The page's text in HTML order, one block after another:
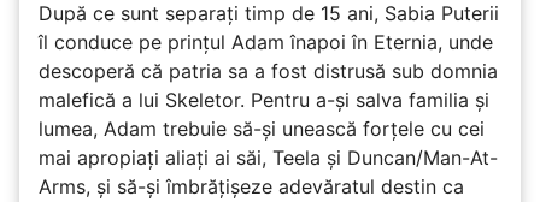
După ce sunt separați timp de 15 ani, Sabia Puterii
îl conduce pe prințul Adam înapoi în Eternia, unde
descoperă că patria sa a fost distrusă sub domnia
malefică a lui Skeletor. Pentru a-și salva familia și
lumea, Adam trebuie să-și unească forțele cu cei
mai apropiați aliați ai săi, Teela și Duncan/Man-At-
Arms, și să-și îmbrățișeze adevăratul destin ca